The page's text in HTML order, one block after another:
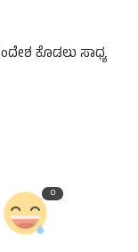
ಕೊಡಲು ಸಾಧ್ಯ
0